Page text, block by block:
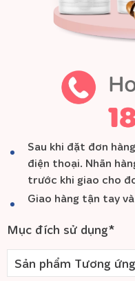
Sau khi đặt đơn
điện thoại. Nhãn
trước khi giao cho
Giao hàng tận tay
Mục đích sử dụng*